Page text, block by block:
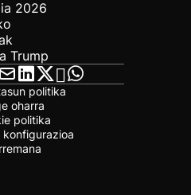
2026
Trump
politika
oharra
politika
konfigurazioa